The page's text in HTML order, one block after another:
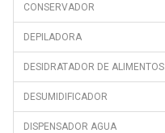
CONSERVADOR
DEPILADORA
DESIDRATADOR DE ALIMENTOS
DESUMIDIFICADOR
DISPENSADOR AGUA